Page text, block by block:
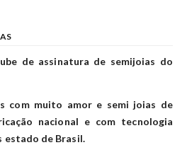
de assinatura de semijoias do
com muito amor e semi joias de
nacional e com tecnologia
estado de Brasil.